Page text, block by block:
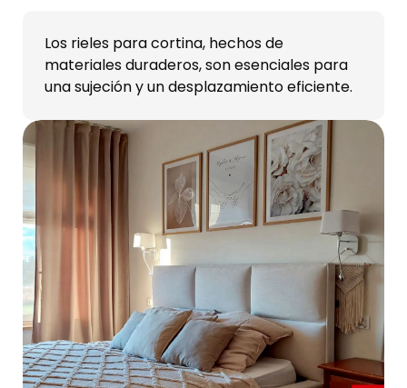
Los rieles para cortina, hechos de
materiales duraderos, son esenciales para
una sujeción y un desplazamiento eficiente.